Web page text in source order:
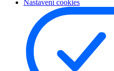
Nastavení cookies